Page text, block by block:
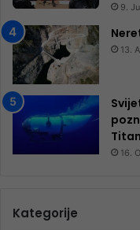
9.
13.
16.
Kategorije